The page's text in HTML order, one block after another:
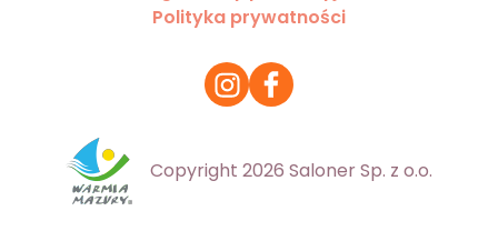
Polityka prywatności
Copyright 2026 Saloner Sp. z o.o.